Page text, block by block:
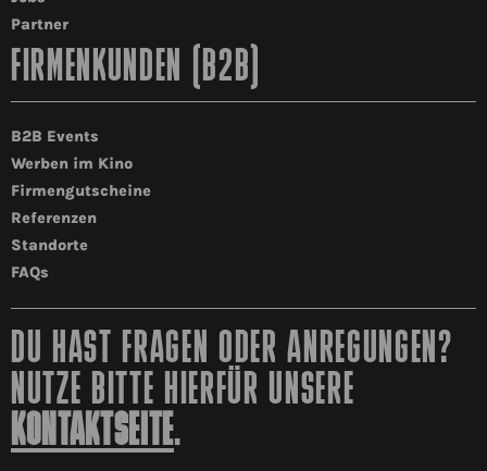
Partner
FIRMENKUNDEN (B2B)
B2B Events
Werben im Kino
Firmengutscheine
Referenzen
Standorte
FAQs
DU HAST FRAGEN ODER ANREGUNGEN?
NUTZE BITTE HIERFÜR UNSERE
KONTAKTSEITE.